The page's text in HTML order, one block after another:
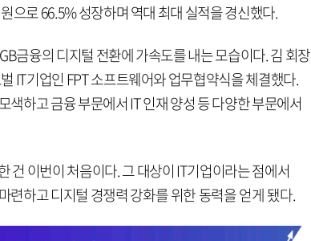
으로 66.5% 성장하며 역대 최대 실적을 경신했다.
금융의 디지털 전환에 가속도를 내는 모습이다. 김 회장
IT기업인 FPT 소프트웨어와 업무협약식을 체결했다.
색하고 금융 부문에서 IT 인재 양성 등 다양한 부문에서
건 이번이 처음이다. 그 대상이 IT기업이라는 점에서
련하고 디지털 경쟁력 강화를 위한 동력을 얻게 됐다.